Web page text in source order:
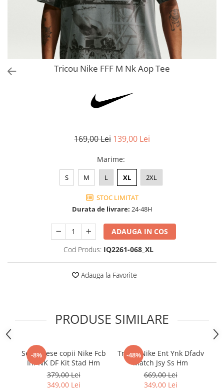
Bluze fotbal copii
Pantaloni lungi fotbal copii
Geci si veste fotbal copii
Imbracaminte fotbal femei
Tricouri fotbal femei
Sorturi fotbal femeiTricou Nike FFF M Nk Aop Tee
169,00 Lei 139,00 Lei
Marime:
S M L XL 2XL
STOC LIMITAT
Durata de livrare: 24-48H
ADAUGA IN COS
Cod Produs: IQ2261-068_XL
Adauga la Favorite
PRODUSE SIMILARE
-8%
Set 3 Piese copii Nike Fcb
Inf NK DF Kit Stad Hm
379,00 Lei
349,00 Lei
-48%
Tricou Nike Ent Ynk Dfadv
Match Jsy Ss Hm
669,00 Lei
349,00 Lei